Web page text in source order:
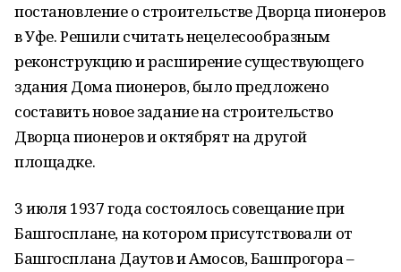
постановление о строительстве Дворца пионеров
в Уфе. Решили считать нецелесообразным
реконструкцию и расширение существующего
здания Дома пионеров, было предложено
составить новое задание на строительство
Дворца пионеров и октябрят на другой
площадке.
3 июля 1937 года состоялось совещание при
Башгосплане, на котором присутствовали от
Башгосплана Даутов и Амосов, Башпрогора –